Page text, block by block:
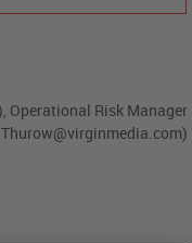
Operational Risk Manager